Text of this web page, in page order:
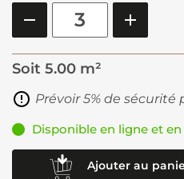
Soit 5.00 m²
Prévoir 5% de sécurité
Disponible en ligne et
Ajouter au